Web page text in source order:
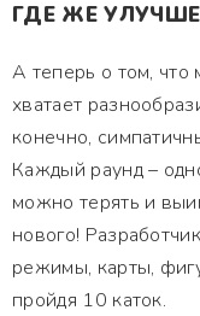
ГДЕ ЖЕ
А теперь о том, что
хватает
конечно,
Каждый раунд –
можно терять и
нового!
режимы, карты,
пройдя 10 каток.